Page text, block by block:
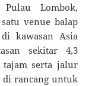
Lombok,
venue balap
kawasan Asia
sekitar 4,3
serta jalur
di rancang untuk